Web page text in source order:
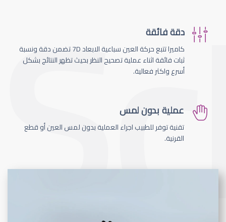
دقة فائقة
كاميرا تتبع حركة العين سباعية الابعاد 7D تضمن دقة ونسبة
ثبات فائقة اثناء عملية تصحيح النظر بحيث تظهر النتائج بشكل
أسرع واكثر فعالية.
عملية بدون لمس
تقنية توفر للطبيب اجراء العملية بدون لمس العين أو قطع
القرنية.